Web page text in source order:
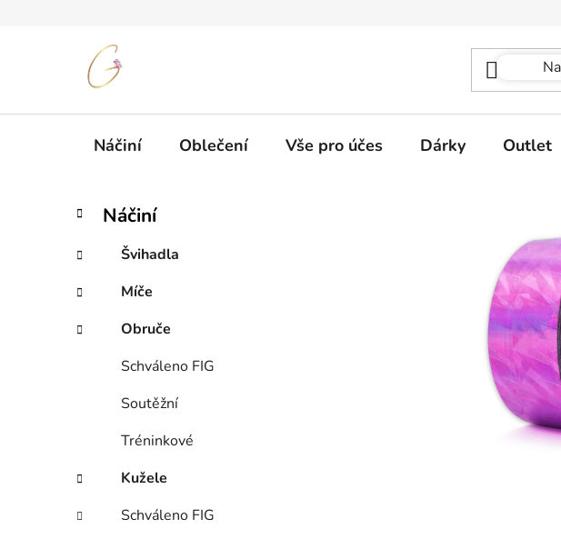
Náčiní Oblečení Vše pro účes Dárky Outlet
P
s
r
a
e
l
Přeskočit
kategorie
K
a
e
g
o
r
Náčiní
Švihadla
Míče
Obruče
Schváleno FIG
Soutěžní
Tréninkové
Kužele
Schváleno FIG